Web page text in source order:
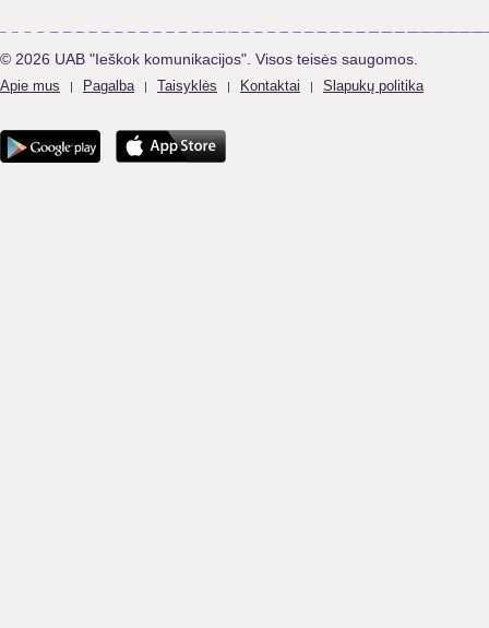
© 2026 UAB "Ieškok komunikacijos". Visos teisės saugomos.
Apie mus | Pagalba | Taisyklės | Kontaktai | Slapukų politika